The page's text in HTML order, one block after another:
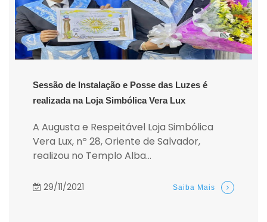
Sessão de Instalação e Posse das Luzes é
realizada na Loja Simbólica Vera Lux
A Augusta e Respeitável Loja Simbólica
Vera Lux, nº 28, Oriente de Salvador,
realizou no Templo Alba...
29/11/2021 Saiba Mais